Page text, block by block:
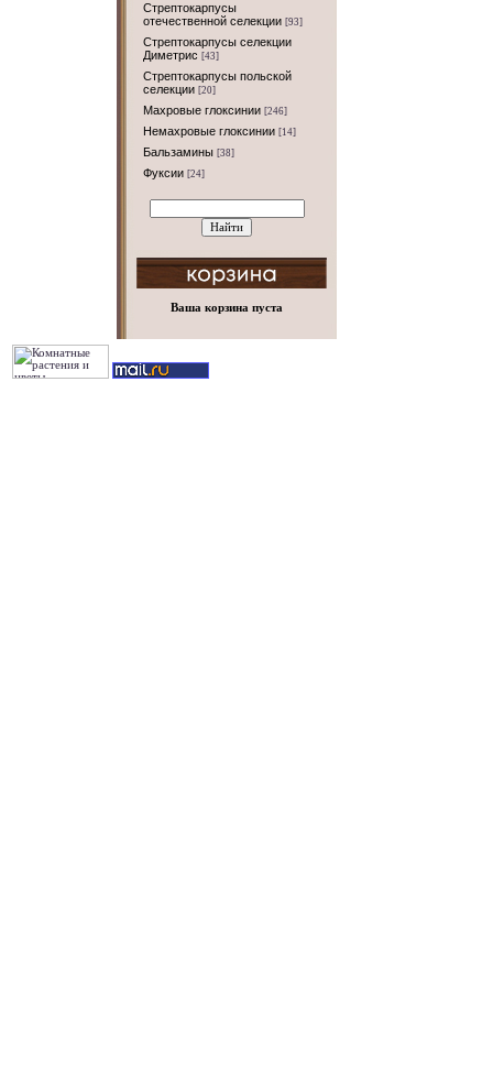
Стрептокарпусы
отечественной селекции [93]
Стрептокарпусы селекции
Диметрис [43]
Стрептокарпусы польской
селекции [20]
Махровые глоксинии [246]
Немахровые глоксинии [14]
Бальзамины [38]
Фуксии [24]
Ваша корзина пуста